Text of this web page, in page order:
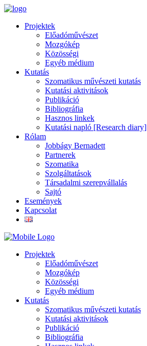
Projektek
Előadóművészet
Mozgókép
Közösségi
Egyéb médium
Kutatás
Szomatikus művészeti kutatás
Kutatási aktivitások
Publikáció
Bibliográfia
Hasznos linkek
Kutatási napló [Research diary]
Rólam
Jobbágy Bernadett
Partnerek
Szomatika
Szolgáltatások
Társadalmi szerepvállalás
Sajtó
Események
Kapcsolat
Projektek
Előadóművészet
Mozgókép
Közösségi
Egyéb médium
Kutatás
Szomatikus művészeti kutatás
Kutatási aktivitások
Publikáció
Bibliográfia